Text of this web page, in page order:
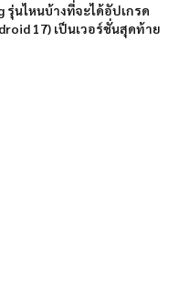
รุ่นไหนบ้างที่จะได้อัปเกรด
17) เป็นเวอร์ชั่นสุดท้าย